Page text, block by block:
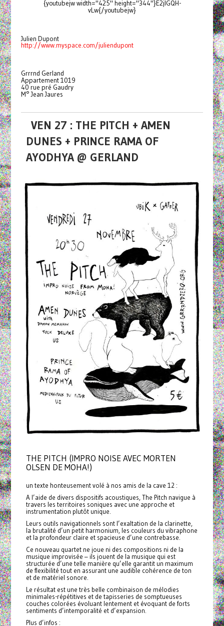
{youtubejw width="425" height="344"}E2jlGQH-
vLw{/youtubejw}
Julien Dupont
http://www.myspace.com/juliendupont
Grrrnd Gerland
Appartement 1019
40 rue pré Gaudry
M° Jean Jaures
VEN 27 : THE PITCH + AMEN
DUNES + PRINCE RAMA OF
AYODHYA @ GERLAND
THE PITCH (IMPRO NOISE AVEC MORTEN
OLSEN DE MOHA!)
un texte honteusement volé à nos amis de la cave 12 :
A l’aide de divers dispositifs acoustiques, The Pitch navigue à
travers les territoires soniques avec une approche et
instrumentation plutôt unique.
Leurs outils navigationnels sont l’exaltation de la clarinette,
la brutalité d’un petit harmonium, les couleurs du vibraphone
et la profondeur claire et spacieuse d’une contrebasse.
Ce nouveau quartet ne joue ni des compositions ni de la
musique improvisée – ils jouent de la musique qui est
structurée d’une telle manière qu’elle garantit un maximum
de flexibilité tout en assurant une audible cohérence de ton
et de matériel sonore.
Le résultat est une très belle combinaison de mélodies
minimales-répétitives et de tapisseries de somptueuses
couches colorées évoluant lentement et évoquant de forts
sentiments d’intemporalité et d’expansion.
Plus d’infos :